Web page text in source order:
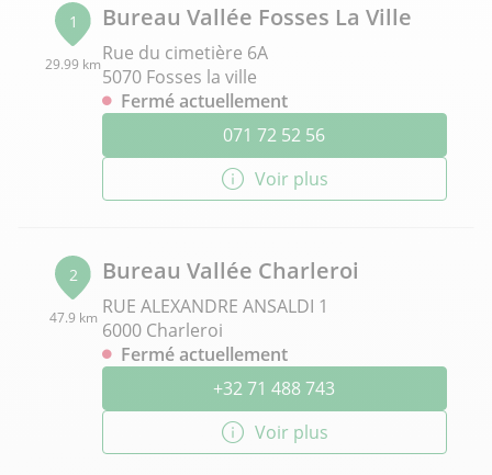
1
29.99 km
Bureau Vallée Fosses La Ville
Rue du cimetière 6A
5070 Fosses la ville
Fermé actuellement
071 72 52 56
Voir plus
2
47.9 km
Bureau Vallée Charleroi
RUE ALEXANDRE ANSALDI 1
6000 Charleroi
Fermé actuellement
+32 71 488 743
Voir plus